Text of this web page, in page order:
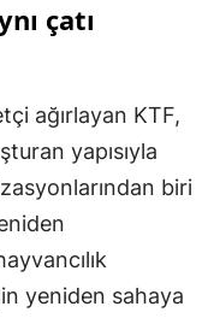
çatı
ağırlayan KTF,
yapısıyla
biri
yeniden sahaya